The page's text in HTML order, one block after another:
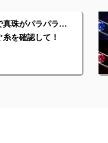
真珠がパラパラ…
を確認して！